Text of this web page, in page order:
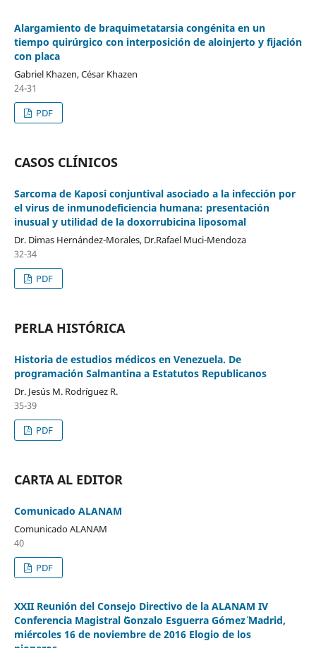
Alargamiento de braquimetatarsia congénita en un
tiempo quirúrgico con interposición de aloinjerto y fijación
con placa
Gabriel Khazen, César Khazen
24-31
PDF
CASOS CLÍNICOS
Sarcoma de Kaposi conjuntival asociado a la infección por
el virus de inmunodeficiencia humana: presentación
inusual y utilidad de la doxorrubicina liposomal
Dr. Dimas Hernández-Morales, Dr.Rafael Muci-Mendoza
32-34
PDF
PERLA HISTÓRICA
Historia de estudios médicos en Venezuela. De
programación Salmantina a Estatutos Republicanos
Dr. Jesús M. Rodríguez R.
35-39
PDF
CARTA AL EDITOR
Comunicado ALANAM
Comunicado ALANAM
40
PDF
XXII Reunión del Consejo Directivo de la ALANAM IV
Conferencia Magistral ¨Gonzalo Esguerra Gómez¨ Madrid,
miércoles 16 de noviembre de 2016 Elogio de los